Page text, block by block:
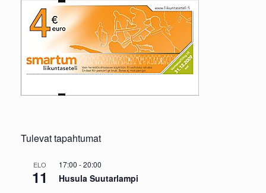
Tulevat tapahtumat
ELO
11
17:00 -20:00
Husula Suutarlampi